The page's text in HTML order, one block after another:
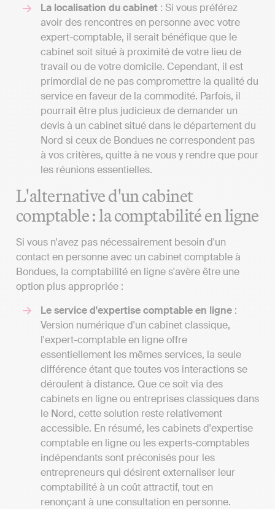
La localisation du cabinet : Si vous préférez
avoir des rencontres en personne avec votre
expert-comptable, il serait bénéfique que le
cabinet soit situé à proximité de votre lieu de
travail ou de votre domicile. Cependant, il est
primordial de ne pas compromettre la qualité du
service en faveur de la commodité. Parfois, il
pourrait être plus judicieux de demander un
devis à un cabinet situé dans le département du
Nord si ceux de Bondues ne correspondent pas
à vos critères, quitte à ne vous y rendre que pour
les réunions essentielles.
L'alternative d'un cabinet
comptable : la comptabilité en ligne
Si vous n'avez pas nécessairement besoin d'un
contact en personne avec un cabinet comptable à
Bondues, la comptabilité en ligne s'avère être une
option plus appropriée :
Le service d'expertise comptable en ligne :
Version numérique d'un cabinet classique,
l'expert-comptable en ligne offre
essentiellement les mêmes services, la seule
différence étant que toutes vos interactions se
déroulent à distance. Que ce soit via des
cabinets en ligne ou entreprises classiques dans
le Nord, cette solution reste relativement
accessible. En résumé, les cabinets d'expertise
comptable en ligne ou les experts-comptables
indépendants sont préconisés pour les
entrepreneurs qui désirent externaliser leur
comptabilité à un coût attractif, tout en
renonçant à une consultation en personne.